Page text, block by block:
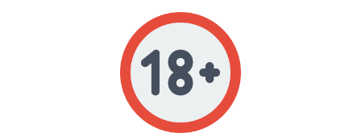
COTE DE NUITS
ROUGE
75CL
2001
JACQUES-FREDERIC MUGNIER